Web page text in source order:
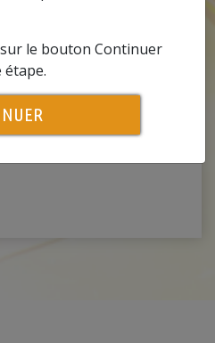
le bouton Continuer
Play
Video